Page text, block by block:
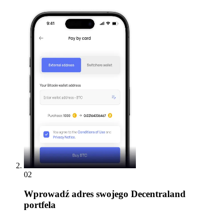
02
Wprowadź adres swojego Decentraland
portfela